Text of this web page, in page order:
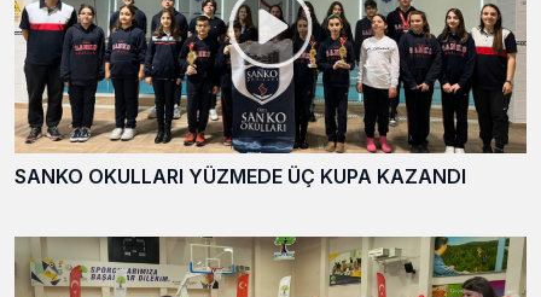
SANKO OKULLARI YÜZMEDE ÜÇ KUPA KAZANDI